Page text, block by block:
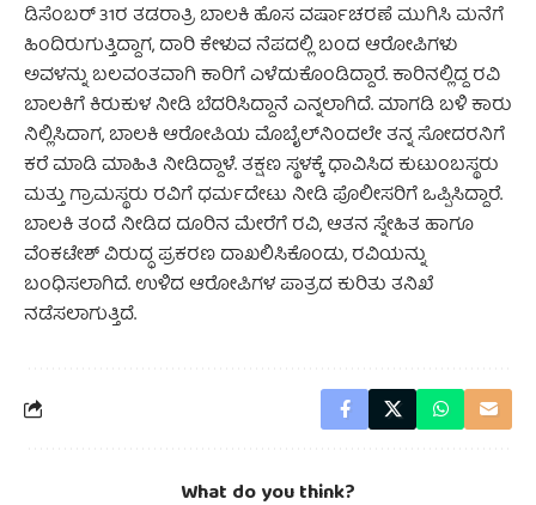
ಡಿಸೆಂಬರ್ 31ರ ತಡರಾತ್ರಿ ಬಾಲಕಿ ಹೊಸ ವರ್ಷಾಚರಣೆ ಮುಗಿಸಿ ಮನೆಗೆ
ಹಿಂದಿರುಗುತ್ತಿದ್ದಾಗ, ದಾರಿ ಕೇಳುವ ನೆಪದಲ್ಲಿ ಬಂದ ಆರೋಪಿಗಳು
ಅವಳನ್ನು ಬಲವಂತವಾಗಿ ಕಾರಿಗೆ ಎಳೆದುಕೊಂಡಿದ್ದಾರೆ. ಕಾರಿನಲ್ಲಿದ್ದ ರವಿ
ಬಾಲಕಿಗೆ ಕಿರುಕುಳ ನೀಡಿ ಬೆದರಿಸಿದ್ದಾನೆ ಎನ್ನಲಾಗಿದೆ. ಮಾಗಡಿ ಬಳಿ ಕಾರು
ನಿಲ್ಲಿಸಿದಾಗ, ಬಾಲಕಿ ಆರೋಪಿಯ ಮೊಬೈಲ್‌ನಿಂದಲೇ ತನ್ನ ಸೋದರನಿಗೆ
ಕರೆ ಮಾಡಿ ಮಾಹಿತಿ ನೀಡಿದ್ದಾಳೆ. ತಕ್ಷಣ ಸ್ಥಳಕ್ಕೆ ಧಾವಿಸಿದ ಕುಟುಂಬಸ್ಥರು
ಮತ್ತು ಗ್ರಾಮಸ್ಥರು ರವಿಗೆ ಧರ್ಮದೇಟು ನೀಡಿ ಪೊಲೀಸರಿಗೆ ಒಪ್ಪಿಸಿದ್ದಾರೆ.
ಬಾಲಕಿ ತಂದೆ ನೀಡಿದ ದೂರಿನ ಮೇರೆಗೆ ರವಿ, ಆತನ ಸ್ನೇಹಿತ ಹಾಗೂ
ವೆಂಕಟೇಶ್‌ ವಿರುದ್ಧ ಪ್ರಕರಣ ದಾಖಲಿಸಿಕೊಂಡು, ರವಿಯನ್ನು
ಬಂಧಿಸಲಾಗಿದೆ. ಉಳಿದ ಆರೋಪಿಗಳ ಪಾತ್ರದ ಕುರಿತು ತನಿಖೆ
ನಡೆಸಲಾಗುತ್ತಿದೆ.
What do you think?